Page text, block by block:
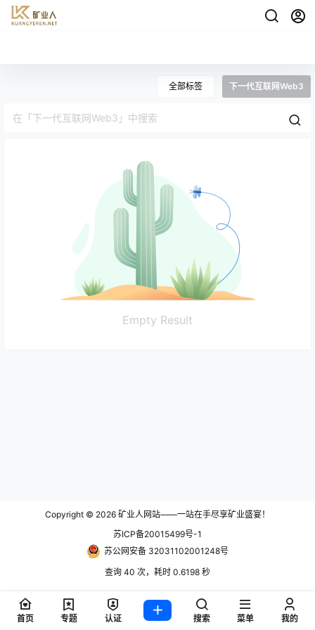
全部标签 下一代互联网Web3
Empty Result
Copyright © 2026 矿业人网站——一站在手尽享矿业盛宴！
苏ICP备20015499号-1
苏公网安备 32031102001248号
查询 40 次，耗时 0.6198 秒
首页 专题 认证 搜索 菜单 我的